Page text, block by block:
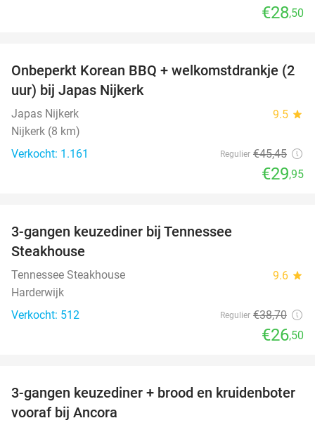
€28,50
34%
Onbeperkt Korean BBQ + welkomstdrankje (2
uur) bij Japas Nijkerk
Japas Nijkerk 9.5 star
Nijkerk (8 km)
Verkocht: 1.161
Regulier €45,45
€29,95
3-gangen keuzediner bij Tennessee
Steakhouse
Tennessee Steakhouse 9.6 star
Harderwijk
Verkocht: 512
Regulier €38,70
€26,50
29%
3-gangen keuzediner + brood en kruidenboter
vooraf bij Ancora